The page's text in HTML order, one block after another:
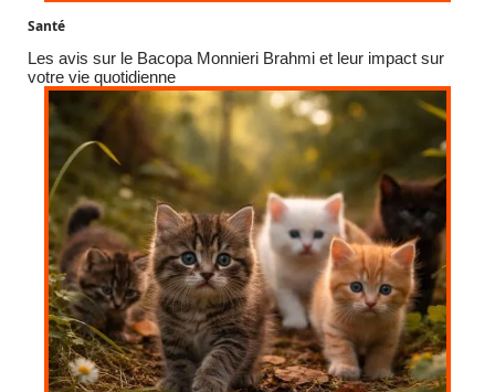
Santé
Les avis sur le Bacopa Monnieri Brahmi et leur impact sur
votre vie quotidienne